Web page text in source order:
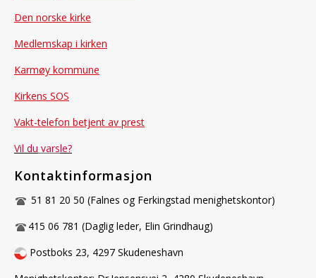
Den norske kirke
Medlemskap i kirken
Karmøy kommune
Kirkens SOS
Vakt-telefon betjent av prest
Vil du varsle?
Kontaktinformasjon
51 81 20 50 (Falnes og Ferkingstad menighetskontor)
415 06 781 (Daglig leder, Elin Grindhaug)
Postboks 23, 4297 Skudeneshavn